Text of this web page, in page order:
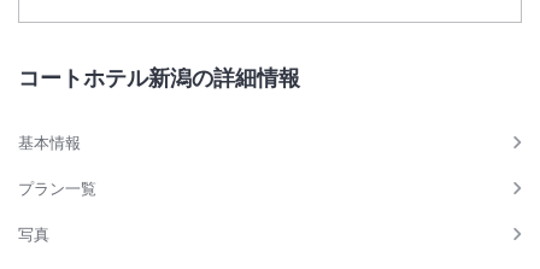
コートホテル新潟の詳細情報
基本情報
プラン一覧
写真